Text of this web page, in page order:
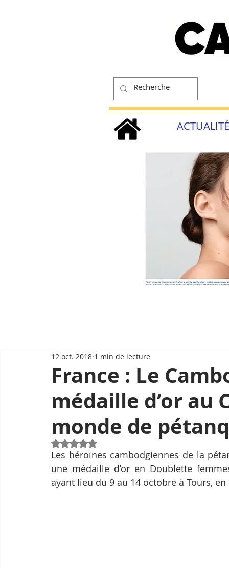
ACTUALITÉ
France : Le
médaille d’or au
monde de
12 oct. 2018 1 min de lecture
Noté NaN étoiles sur 5.
Les héroïnes cambodgiennes de la
une médaille d’or en Doublette
ayant lieu du 9 au 14 octobre à Tours, en